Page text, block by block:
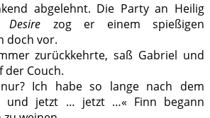
abgelehnt. Die Party an Heilig
Desire zog er einem spießigen
doch vor.
zurückkehrte, saß Gabriel und
der Couch.
Ich habe so lange nach dem
und jetzt … jetzt …« Finn begann